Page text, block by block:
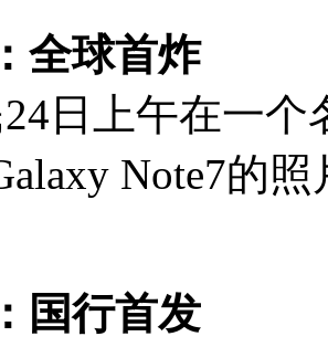
全球首炸
日上午在一个
Note7的
国行首发